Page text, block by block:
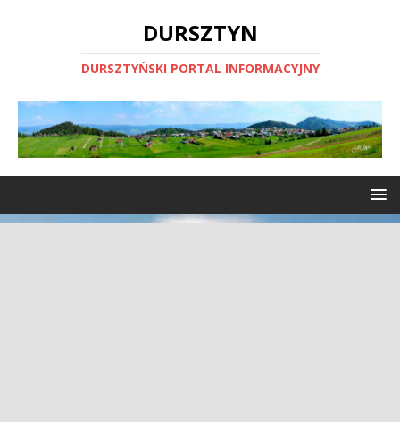
DURSZTYN
DURSZTYŃSKI PORTAL INFORMACYJNY